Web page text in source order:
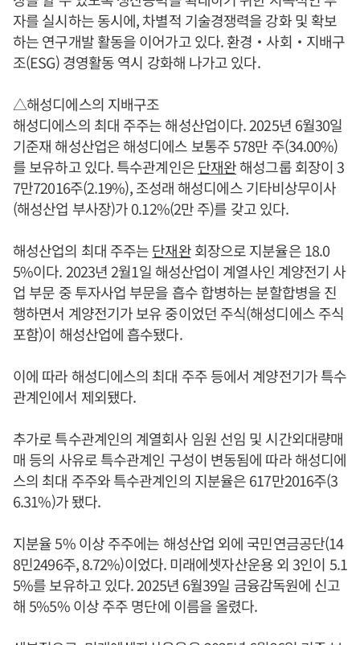
자를 실시하는 동시에, 차별적 기술경쟁력을 강화 및 확보
하는 연구개발 활동을 이어가고 있다. 환경‧사회‧지배구
조(ESG) 경영활동 역시 강화해 나가고 있다.
△해성디에스의 지배구조
해성디에스의 최대 주주는 해성산업이다. 2025년 6월30일
기준재 해성산업은 해성디에스 보통주 578만 주(34.00%)
를 보유하고 있다. 특수관계인은단재완해성그룹 회장이 3
7만72016주(2.19%), 조성래 해성디에스 기타비상무이사
(해성산업 부사장)가 0.12%(2만 주)를 갖고 있다.
해성산업의 최대 주주는단재완회장으로 지분율은 18.0
5%이다. 2023년 2월1일 해성산업이 계열사인 계양전기 사
업 부문 중 투자사업 부문을 흡수 합병하는 분할합병을 진
행하면서 계양전기가 보유 중이었던 주식(해성디에스 주식
포함)이 해성산업에 흡수됐다.
이에 따라 해성디에스의 최대 주주 등에서 계양전기가 특수
관계인에서 제외됐다.
추가로 특수관계인의 계열회사 임원 선임 및 시간외대량매
매 등의 사유로 특수관계인 구성이 변동됨에 따라 해성디에
스의 최대 주주와 특수관계인의 지분율은 617만2016주(3
6.31%)가 됐다.
지분율 5% 이상 주주에는 해성산업 외에 국민연금공단(14
8민2496주, 8.72%)이었다. 미래에셋자산운용 외 3인이 5.1
5%를 보유하고 있다. 2025년 6월39일 금융감독원에 신고
해 5%5% 이상 주주 명단에 이름을 올렸다.